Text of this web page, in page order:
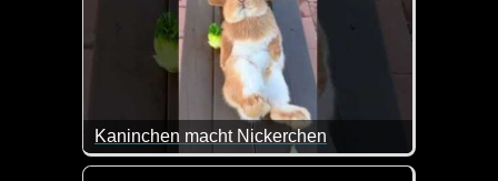
Kaninchen macht Nickerchen
Das sieht doch mal gemütlich aus...